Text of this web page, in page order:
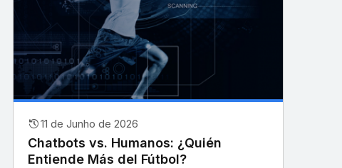
history11 de Junho de 2026
Chatbots vs. Humanos: ¿Quién
Entiende Más del Fútbol?